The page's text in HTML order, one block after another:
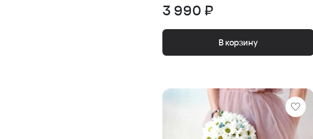
3 990 ₽
В корзину